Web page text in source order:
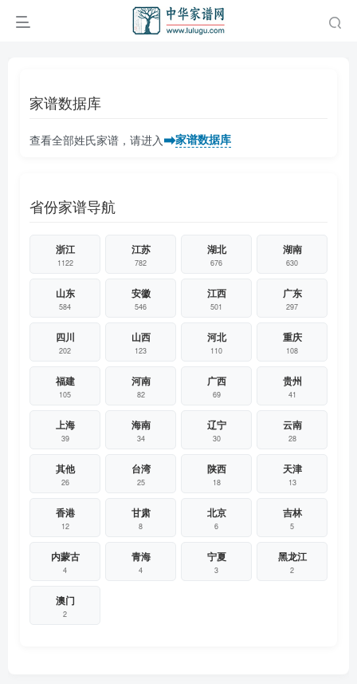
家谱数据库
查看全部姓氏家谱，请进入 ➡家谱数据库
省份家谱导航
浙江
1122
江苏
782
湖北
676
湖南
630
山东
584
安徽
546
江西
501
广东
297
四川
202
山西
123
河北
110
重庆
108
福建
105
河南
82
广西
69
贵州
41
上海
39
海南
34
辽宁
30
云南
28
其他
26
台湾
25
陕西
18
天津
13
香港
12
甘肃
8
北京
6
吉林
5
内蒙古
4
青海
4
宁夏
3
黑龙江
2
澳门
2